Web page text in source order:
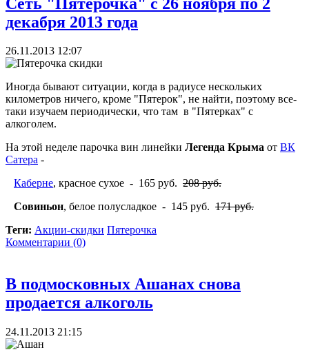
декабря 2013 года
26.11.2013 12:07
Иногда бывают ситуации, когда в радиусе нескольких
километров ничего, кроме "Пятерок", не найти, поэтому все-
таки изучаем периодически, что там в "Пятерках" с
алкоголем.
На этой неделе парочка вин линейки Легенда Крыма от ВК
Сатера -
Каберне, красное сухое - 165 руб. 208 руб.
Совиньон, белое полусладкое - 145 руб. 171 руб.
Теги: Акции-скидки Пятерочка
Комментарии (0)
В подмосковных Ашанах снова
продается алкоголь
24.11.2013 21:15